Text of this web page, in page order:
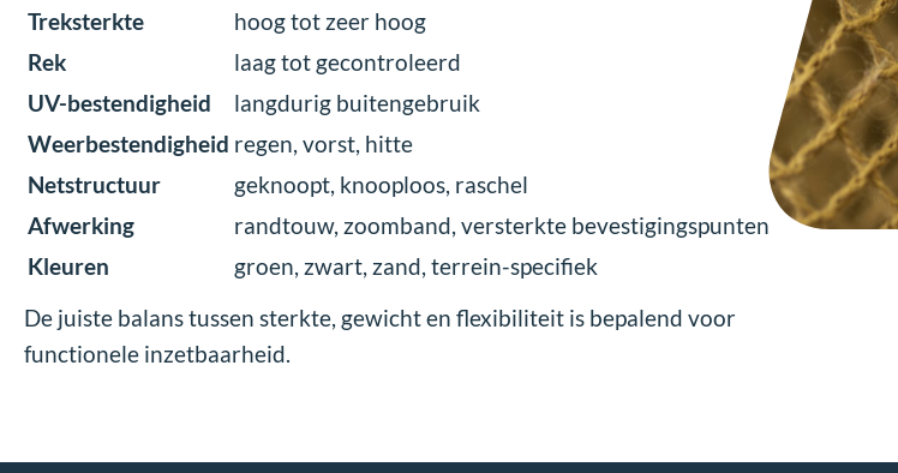
Treksterkte
hoog tot zeer hoog
Rek
laag tot gecontroleerd
UV-bestendigheid
langdurig buitengebruik
Weerbestendigheid regen, vorst, hitte
Netstructuur
geknoopt, knooploos, raschel
Afwerking
randtouw, zoomband, versterkte bevestigingspunten
Kleuren
groen, zwart, zand, terrein-specifiek
De juiste balans tussen sterkte, gewicht en flexibiliteit is bepalend voor
functionele inzetbaarheid.